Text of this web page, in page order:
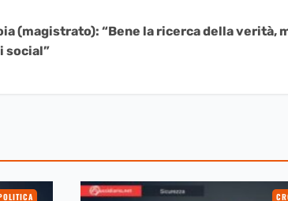
(magistrato): “Bene la ricerca della verità,
social”